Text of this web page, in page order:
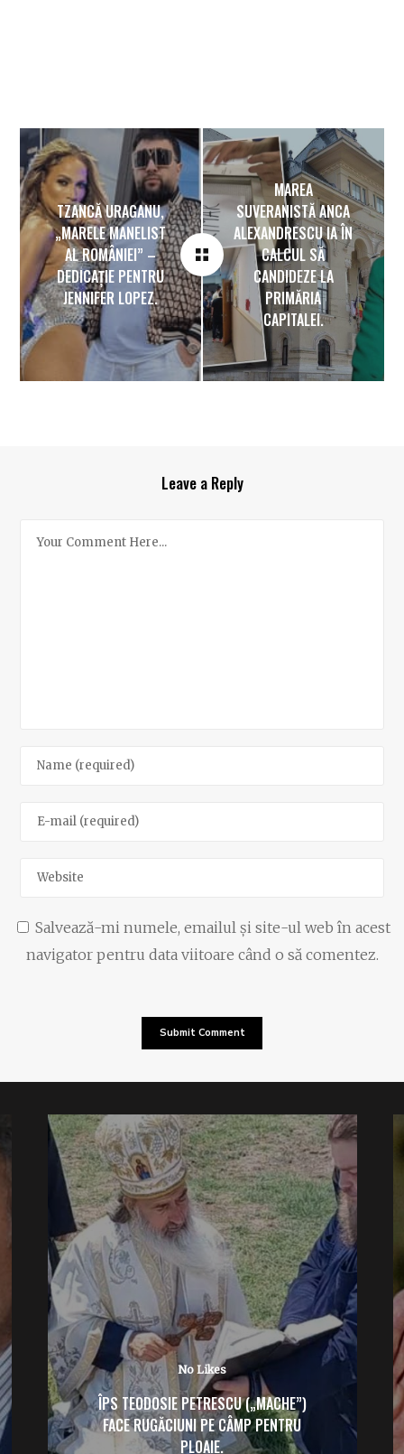
TZANCĂ URAGANU,
„MARELE MANELIST
AL ROMÂNIEI” –
DEDICAȚIE PENTRU
JENNIFER LOPEZ.
MAREA
SUVERANISTĂ ANCA
ALEXANDRESCU IA ÎN
CALCUL SĂ
CANDIDEZE LA
PRIMĂRIA
CAPITALEI.
Leave a Reply
Salvează-mi numele, emailul și site-ul web în acest
navigator pentru data viitoare când o să comentez.
No Likes
ÎPS TEODOSIE PETRESCU („MACHE”)
FACE RUGĂCIUNI PE CÂMP PENTRU
PLOAIE.